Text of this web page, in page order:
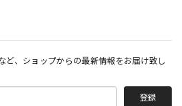
ど、ショップからの最新情報をお届け致し
登録